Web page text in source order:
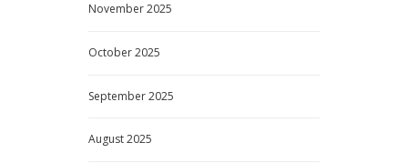
November2025
October2025
September2025
August2025